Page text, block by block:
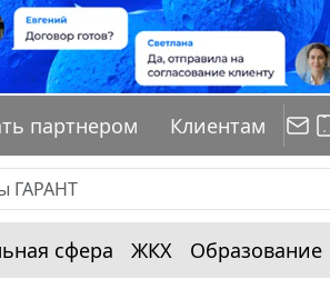
партнером Клиентам
сфера ЖКХ Образование